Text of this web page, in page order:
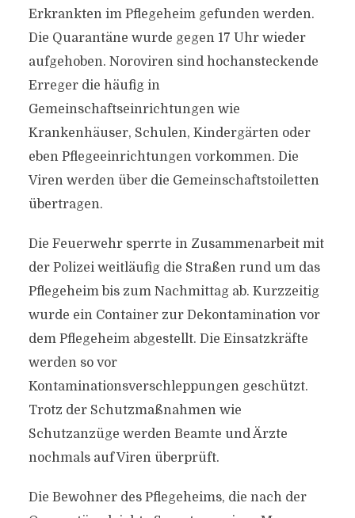
Erkrankten im Pflegeheim gefunden werden.
Die Quarantäne wurde gegen 17 Uhr wieder
aufgehoben. Noroviren sind hochansteckende
Erreger die häufig in
Gemeinschaftseinrichtungen wie
Krankenhäuser, Schulen, Kindergärten oder
eben Pflegeeinrichtungen vorkommen. Die
Viren werden über die Gemeinschaftstoiletten
übertragen.
Die Feuerwehr sperrte in Zusammenarbeit mit
der Polizei weitläufig die Straßen rund um das
Pflegeheim bis zum Nachmittag ab. Kurzzeitig
wurde ein Container zur Dekontamination vor
dem Pflegeheim abgestellt. Die Einsatzkräfte
werden so vor
Kontaminationsverschleppungen geschützt.
Trotz der Schutzmaßnahmen wie
Schutzanzüge werden Beamte und Ärzte
nochmals auf Viren überprüft.
Die Bewohner des Pflegeheims, die nach der